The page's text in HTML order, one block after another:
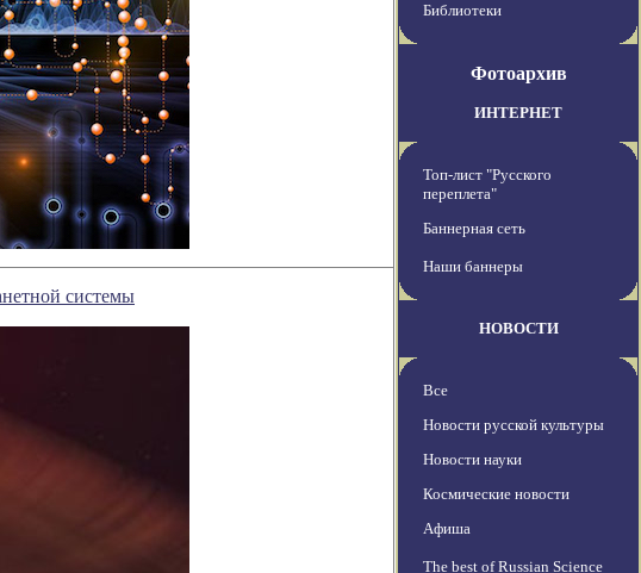
системы
Библиотеки
Фотоархив
ИНТЕРНЕТ
Топ-лист "Русского
переплета"
Баннерная сеть
Наши баннеры
НОВОСТИ
Все
Новости русской культуры
Новости науки
Космические новости
Афиша
The best of Russian Science